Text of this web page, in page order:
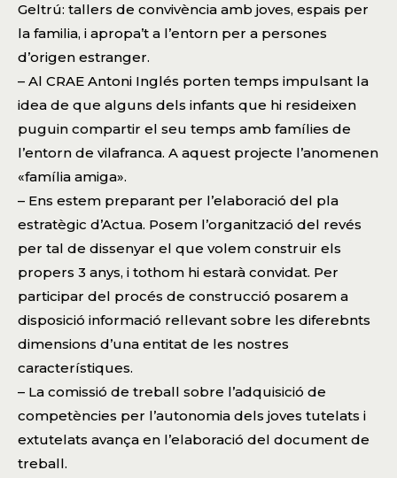
Geltrú: tallers de convivència amb joves, espais per
la familia, i apropa’t a l’entorn per a persones
d’origen estranger.
– Al CRAE Antoni Inglés porten temps impulsant la
idea de que alguns dels infants que hi resideixen
puguin compartir el seu temps amb famílies de
l’entorn de vilafranca. A aquest projecte l’anomenen
«família amiga».
– Ens estem preparant per l’elaboració del pla
estratègic d’Actua. Posem l’organització del revés
per tal de dissenyar el que volem construir els
propers 3 anys, i tothom hi estarà convidat. Per
participar del procés de construcció posarem a
disposició informació rellevant sobre les diferebnts
dimensions d’una entitat de les nostres
característiques.
– La comissió de treball sobre l’adquisició de
competències per l’autonomia dels joves tutelats i
extutelats avança en l’elaboració del document de
treball.